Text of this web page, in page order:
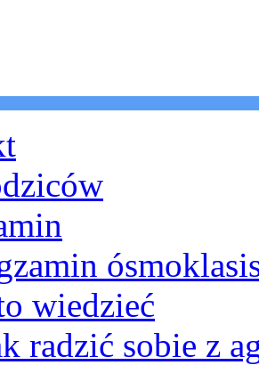
wiedzieć
radzić sobie z